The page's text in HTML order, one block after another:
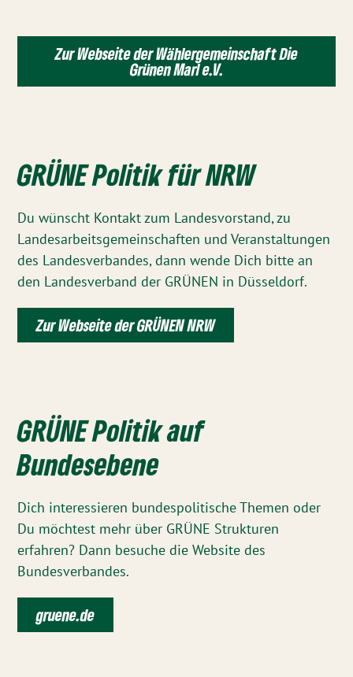
r
a
e
:
Zur Webseite der Wählergemeinschaft Die
Grünen Marl e.V.
GRÜNE Politik für NRW
Du wünscht Kontakt zum Landesvorstand, zu
Landesarbeitsgemeinschaften und Veranstaltungen
des Landesverbandes, dann wende Dich bitte an
den Landesverband der GRÜNEN in Düsseldorf.
Zur Webseite der GRÜNEN NRW
GRÜNE Politik auf
Bundesebene
Dich interessieren bundespolitische Themen oder
Du möchtest mehr über GRÜNE Strukturen
erfahren? Dann besuche die Website des
Bundesverbandes.
gruene.de